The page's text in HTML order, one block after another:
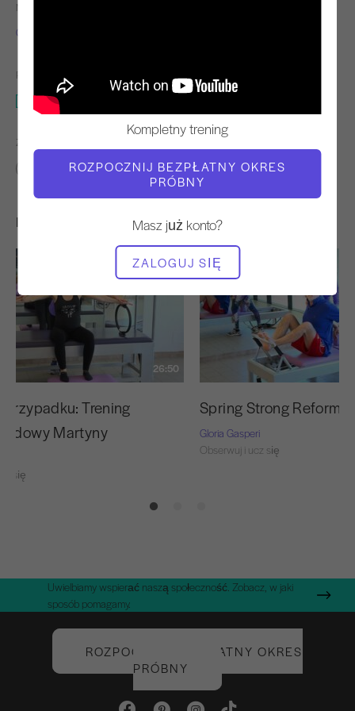
Kompletny trening
ROZPOCZNIJ BEZPŁATNY OKRES
PRÓBNY
Masz już konto?
ZALOGUJ SIĘ
NAUCZYCIEL
Gloria Gasperi
POTRZEBNY SPRZĘT
Mata
ZNAJDŹ PODOBNE KLASY DLA
30 - 40 min Mata
Inne treningi, które mogą Ci się spodobać
26:50
Trening
Martyny
się
Spring Strong Reformer
Gloria Gasperi
Obserwuj i ucz się
Uwielbiamy wspierać naszą społeczność. Zobacz, w jaki
sposób pomagamy.
ROZPOCZNIJ BEZPŁATNY OKRES
PRÓBNY